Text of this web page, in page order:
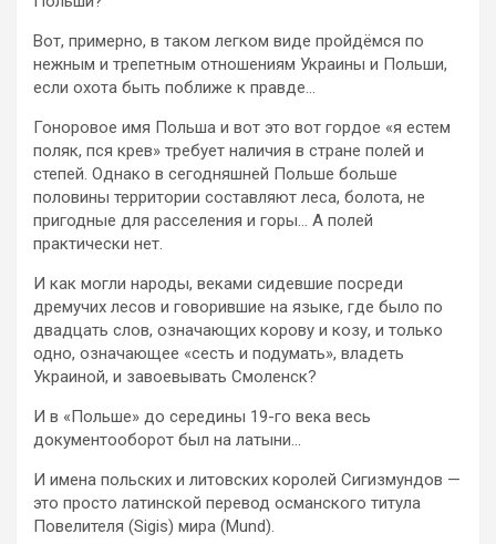
Вот, примерно, в таком легком виде пройдёмся по
нежным и трепетным отношениям Украины и Польши,
если охота быть поближе к правде…
Гоноровое имя Польша и вот это вот гордое «я естем
поляк, пся крев» требует наличия в стране полей и
степей. Однако в сегодняшней Польше больше
половины территории составляют леса, болота, не
пригодные для расселения и горы… А полей
практически нет.
И как могли народы, веками сидевшие посреди
дремучих лесов и говорившие на языке, где было по
двадцать слов, означающих корову и козу, и только
одно, означающее «сесть и подумать», владеть
Украиной, и завоевывать Смоленск?
И в «Польше» до середины 19-го века весь
документооборот был на латыни…
И имена польских и литовских королей Сигизмундов —
это просто латинской перевод османского титула
Повелителя (Sigis) мира (Mund).